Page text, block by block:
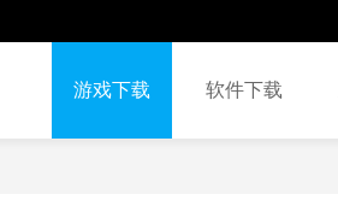
游戏下载 软件下载